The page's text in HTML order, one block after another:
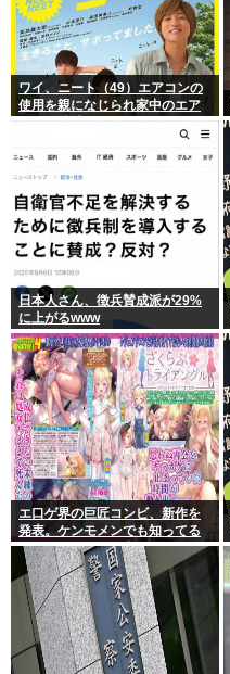
ワイ、ニート（49）エアコンの
使用を親になじられ家中のエア
日本人さん、徴兵賛成派が29%
に上がるwww
エ口ゲ界の巨匠コンビ、新作を
発表。ケンモメンでも知ってる
レベルの原画と作家